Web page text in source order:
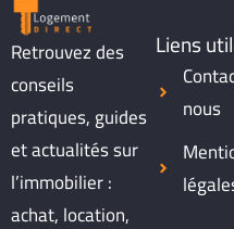
Retrouvez des
conseils
pratiques, guides
et actualités sur
l’immobilier :
achat, location,
Liens
nous